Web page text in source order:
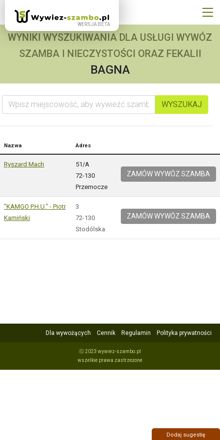
WYNIKI WYSZUKIWANIA DLA USŁUGI WYWÓZ
SZAMBA I NIECZYSTOŚCI ORAZ FEKALII
BAGNA
Wpisz miejscowość, aby wywieźć szambo
WYSZUKAJ
Nazwa Adres
Ryszard Mach
51/A
72-130
Przemocze
ZAMÓW WYWÓZ SZAMBA
"KAMGO P.H.U." - Piotr
Kamiński
3
72-130
Stodólska
ZAMÓW WYWÓZ SZAMBA
Dla wywożących Cennik Regulamin Polityka prywatności
ⓒ 2023 wywiez-szambo.pl
wszelkie prawa zastrzeżone
Dodaj sugestię